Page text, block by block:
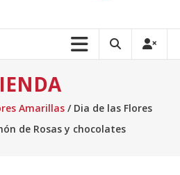
Amarillas / Dia de las Flores
de Rosas y chocolates